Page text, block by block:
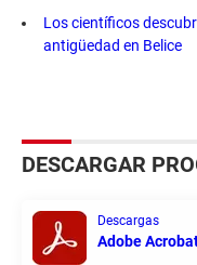
Los científicos
antigüedad en Belice
DESCARGAR
Descargas
Adobe